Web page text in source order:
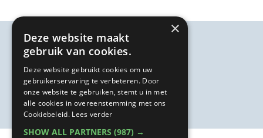
×
Deze website maakt
gebruik van cookies.
Deze website gebruikt cookies om uw
gebruikerservaring te verbeteren. Door
onze website te gebruiken, stemt u in met
alle cookies in overeenstemming met ons
Cookiebeleid. Lees verder
SHOW ALL PARTNERS (987) →